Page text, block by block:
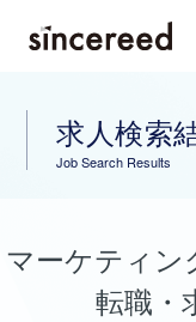
求人検索
Job Search Results
マーケティン
転職・